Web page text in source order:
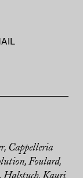
, Cappelleria
, Foulard,